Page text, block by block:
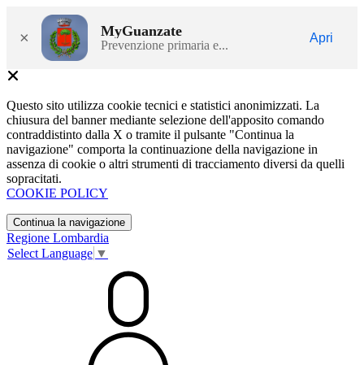
× MyGuanzate
Prevenzione primaria e...
Apri
Questo sito utilizza cookie tecnici e statistici anonimizzati. La
chiusura del banner mediante selezione dell'apposito comando
contraddistinto dalla X o tramite il pulsante "Continua la
navigazione" comporta la continuazione della navigazione in
assenza di cookie o altri strumenti di tracciamento diversi da quelli
sopracitati.
COOKIE POLICY
Continua la navigazione
Regione Lombardia
Select Language ▼